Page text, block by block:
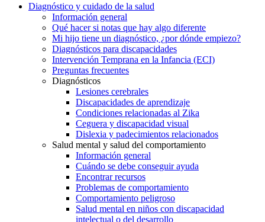
Diagnóstico y cuidado de la salud
Información general
Qué hacer si notas que hay algo diferente
Mi hijo tiene un diagnóstico, ¿por dónde empiezo?
Diagnósticos para discapacidades
Intervención Temprana en la Infancia (ECI)
Preguntas frecuentes
Diagnósticos
Lesiones cerebrales
Discapacidades de aprendizaje
Condiciones relacionadas al Zika
Ceguera y discapacidad visual
Dislexia y padecimientos relacionados
Salud mental y salud del comportamiento
Información general
Cuándo se debe conseguir ayuda
Encontrar recursos
Problemas de comportamiento
Comportamiento peligroso
Salud mental en niños con discapacidad
intelectual o del desarrollo